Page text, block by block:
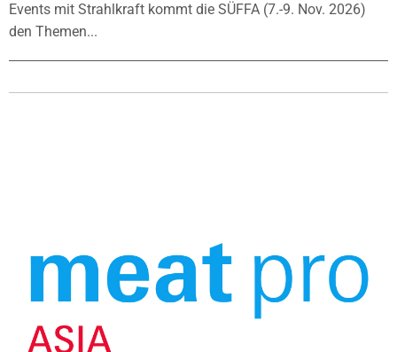
Events mit Strahlkraft kommt die SÜFFA (7.-9. Nov. 2026)
den Themen...